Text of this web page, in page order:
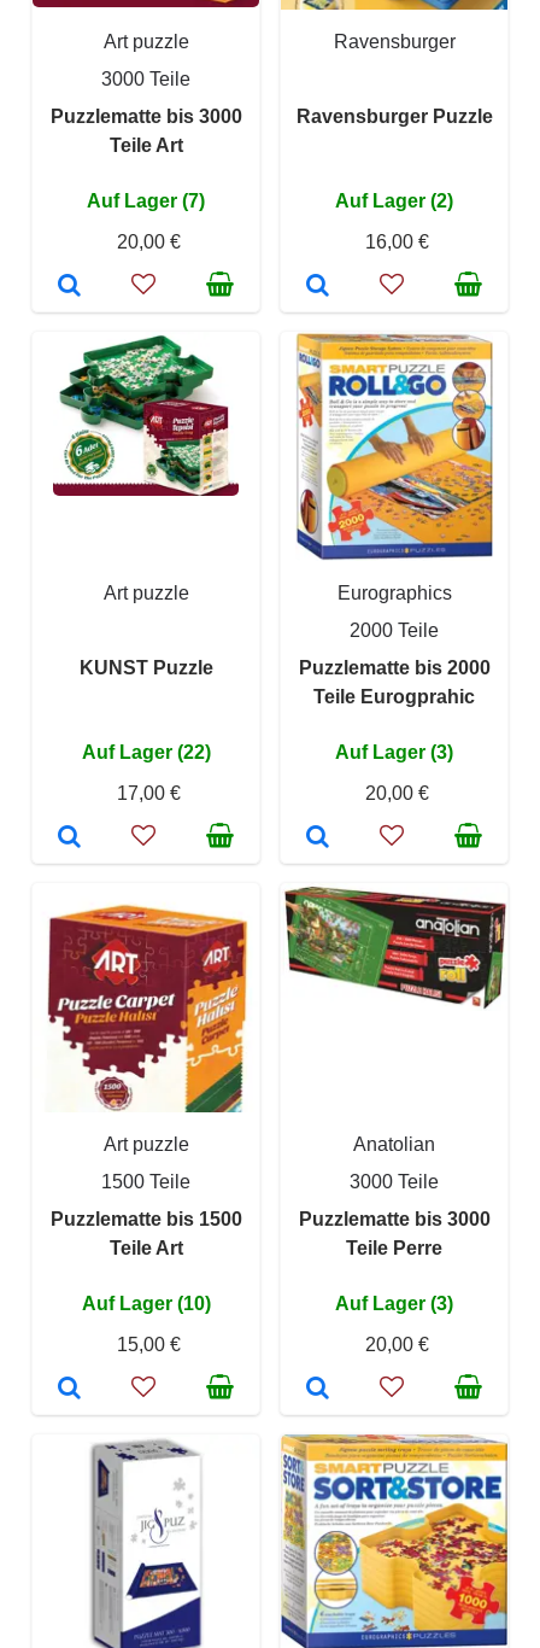
Art puzzle
3000 Teile
Puzzlematte bis 3000
Teile Art
Auf Lager (7)
20,00 €
Ravensburger
Ravensburger Puzzle
Auf Lager (2)
16,00 €
Art puzzle
KUNST Puzzle
Auf Lager (22)
17,00 €
Eurographics
2000 Teile
Puzzlematte bis 2000
Teile Eurogprahic
Auf Lager (3)
20,00 €
Art puzzle
1500 Teile
Puzzlematte bis 1500
Teile Art
Auf Lager (10)
15,00 €
Anatolian
3000 Teile
Puzzlematte bis 3000
Teile Perre
Auf Lager (3)
20,00 €